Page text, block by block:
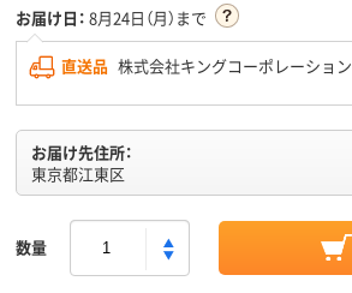
お届け日： 8月24日（月）まで
直送品 株式会社キングコーポレーション
お届け先住所：
東京都江東区
数量